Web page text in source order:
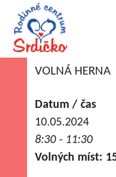
VOLNÁ HERNA
Datum / čas
10.05.2024
8:30 - 11:30
Volných míst: